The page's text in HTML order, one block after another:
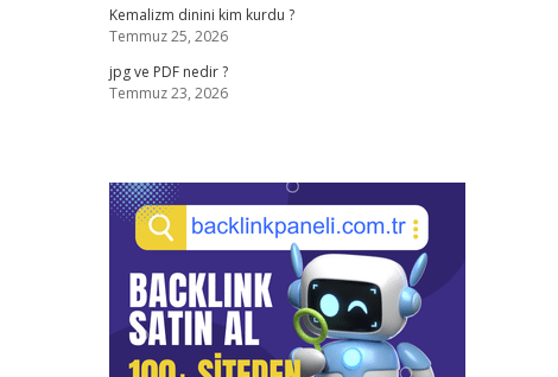
Kemalizm dinini kim kurdu ?
Temmuz 25, 2026
jpg ve PDF nedir ?
Temmuz 23, 2026